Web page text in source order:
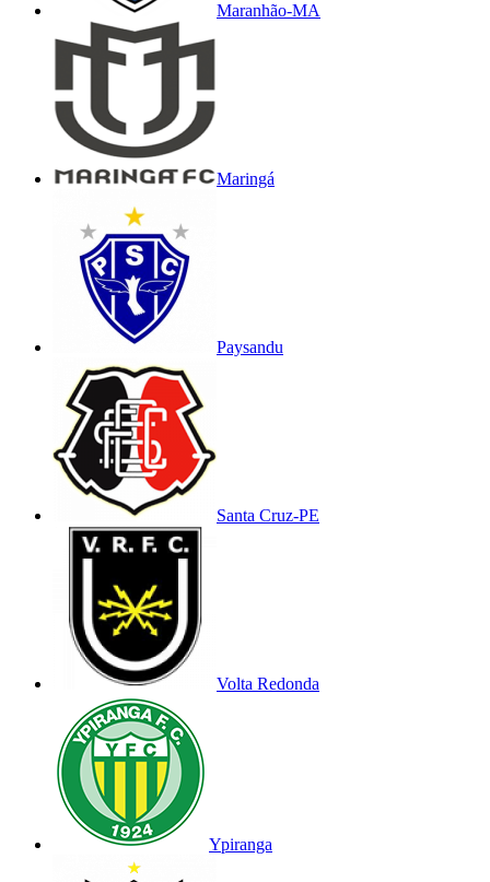
Maranhão-MA
Maringá
Paysandu
Santa Cruz-PE
Volta Redonda
Ypiranga